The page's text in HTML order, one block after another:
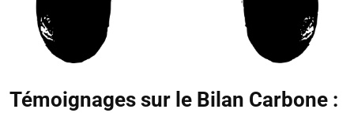
Témoignages sur le Bilan Carbone :